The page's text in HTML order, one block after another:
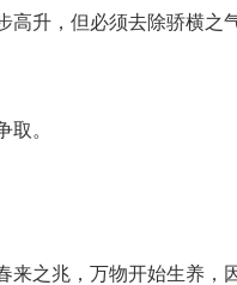
升，但必须去除骄横之
。
之兆，万物开始生养，